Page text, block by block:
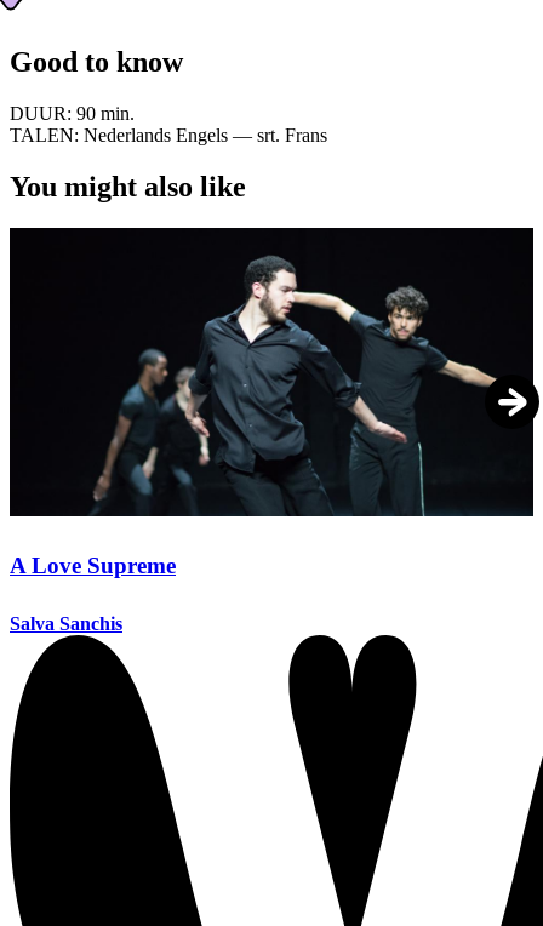
Good to know
DUUR: 90 min.
TALEN: Nederlands Engels — srt. Frans
You might also like
A Love Supreme
Salva Sanchis